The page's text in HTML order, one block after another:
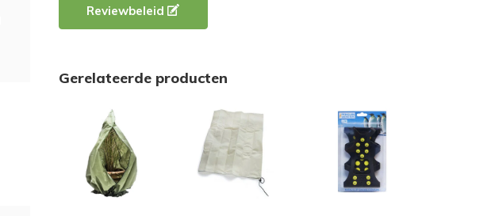
Reviewbeleid
Gerelateerde producten